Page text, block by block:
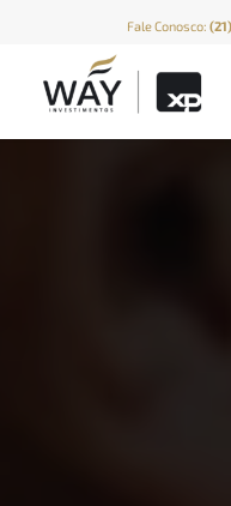
Fale Conosco: